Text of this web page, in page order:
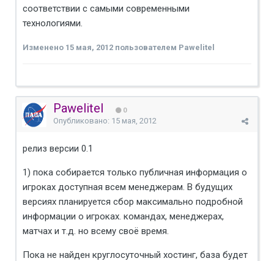
соответствии с самыми современными
технологиями.
Изменено 15 мая, 2012 пользователем Pawelitel
Pawelitel 0
Опубликовано: 15 мая, 2012
релиз версии 0.1
1) пока собирается только публичная информация о
игроках доступная всем менеджерам. В будущих
версиях планируется сбор максимально подробной
информации о игроках. командах, менеджерах,
матчах и т.д. но всему своё время.
Пока не найден круглосуточный хостинг, база будет